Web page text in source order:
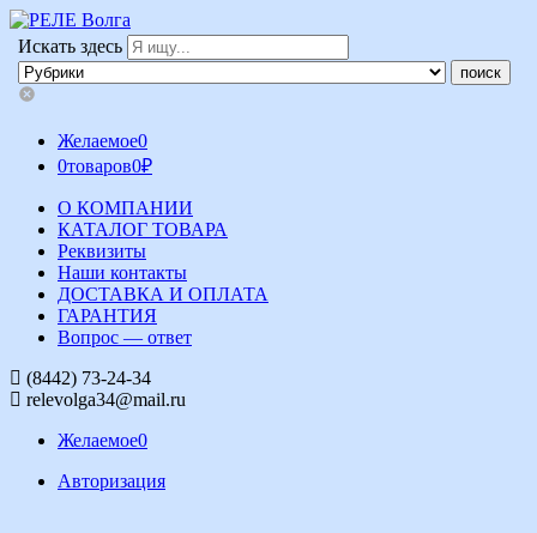
Искать здесь
Желаемое0
0товаров0₽
О КОМПАНИИ
КАТАЛОГ ТОВАРА
Реквизиты
Наши контакты
ДОСТАВКА И ОПЛАТА
ГАРАНТИЯ
Вопрос — ответ
(8442) 73-24-34
relevolga34@mail.ru
Желаемое0
Авторизация